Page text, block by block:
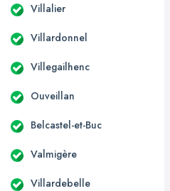
Villalier
Villardonnel
Villegailhenc
Ouveillan
Belcastel-et-Buc
Valmigère
Villardebelle